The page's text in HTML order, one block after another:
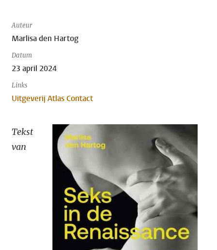
Auteur
Marlisa den Hartog
Datum
23 april 2024
Links
Uitgeverij Atlas Contact
Tekst
van